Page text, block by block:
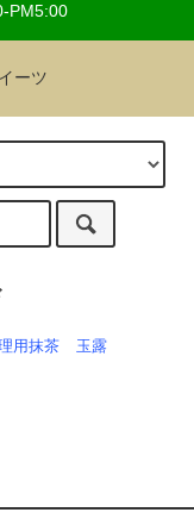
PM5:00
ーツ
用抹茶
玉露